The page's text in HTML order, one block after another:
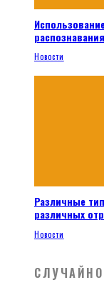
Новости
Различные
различных
Новости